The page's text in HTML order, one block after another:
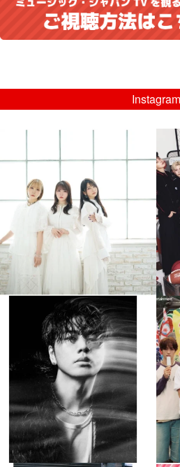
Instagram
...
8月 4
4 0
musicjapantv
💡8月特番放送決定！
...
8月 4
84 0